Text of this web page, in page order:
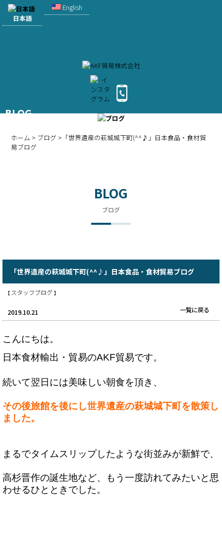
日本語
English
BLOG
ホーム > ブログ >「世界遺産の萩城城下町(^^♪」日本食品・食材貿
易ブログ
BLOG
ブログ
「世界遺産の萩城城下町(^^♪」日本食品・食材貿易ブログ
【 スタッフブログ 】
2019.10.21 一覧に戻る
こんにちは。
日本食材輸出・貿易のAKF貿易です。
続いて翌日には美味しい朝食を頂き、
その後旅館を後にし世界遺産の萩城城下町を散策し
まるでタイムスリップしたような街並みが新鮮で、
高杉晋作の誕生地など、もう一度訪れてみたいと思
わせるひとときでした。